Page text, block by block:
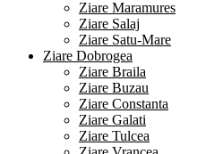
Ziare Maramures
Ziare Salaj
Ziare Satu-Mare
Ziare Dobrogea
Ziare Braila
Ziare Buzau
Ziare Constanta
Ziare Galati
Ziare Tulcea